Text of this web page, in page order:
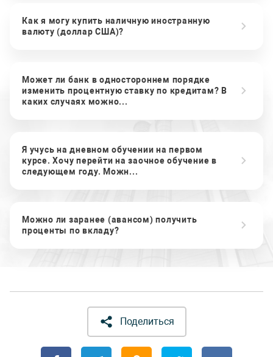
Как я могу купить наличную иностранную
валюту (доллар США)?
Может ли банк в одностороннем порядке
изменить процентную ставку по кредитам? В
каких случаях можно...
Я учусь на дневном обучении на первом
курсе. Хочу перейти на заочное обучение в
следующем году. Можн...
Можно ли заранее (авансом) получить
проценты по вкладу?
Поделиться